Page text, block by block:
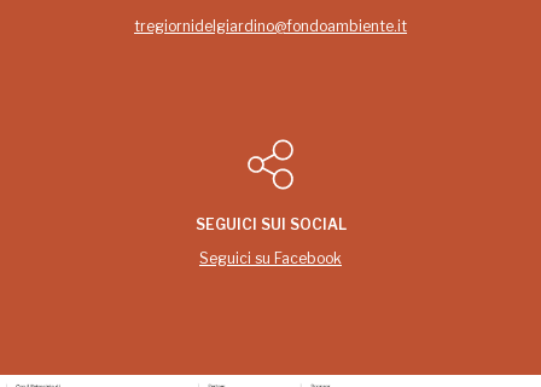
tregiornidelgiardino@fondoambiente.it
SEGUICI SUI SOCIAL
Seguici su Facebook